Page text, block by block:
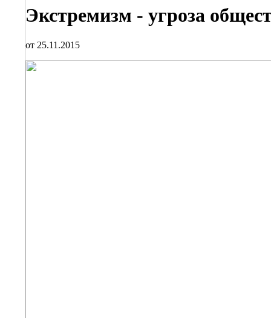
Экстремизм - угроза
от 25.11.2015